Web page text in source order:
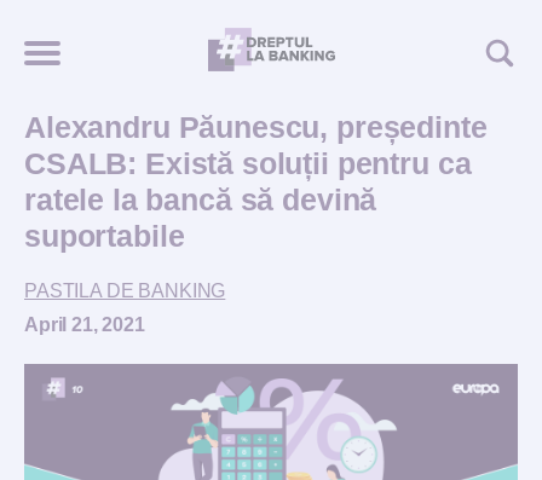
Alexandru Păunescu, președinte
CSALB: Există soluții pentru ca
ratele la bancă să devină
suportabile
PASTILA DE BANKING
April 21, 2021